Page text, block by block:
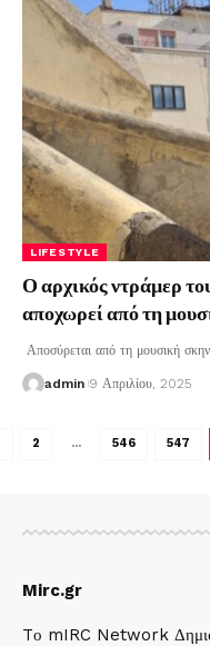
LIFESTYLE
Ο αρχικός ντράμερ
αποχωρεί από τη
Αποσύρεται από τη μουσική
admin 9 Απριλίου, 2025
2 … 546 547
Mirc.gr
Tο mIRC Network